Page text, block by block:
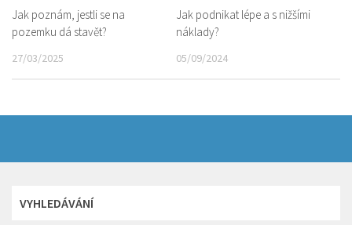
Jak poznám, jestli se na
pozemku dá stavět?
27/03/2025
Jak podnikat lépe a s nižšími
náklady?
05/09/2024
VYHLEDÁVÁNÍ